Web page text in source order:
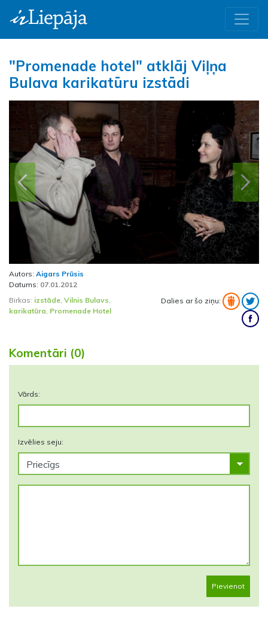
"Promenade hotel" atklāj Viļņa
Bulava karikatūru izstādi
Iepriekšējā
Autors: Aigars Prūsis
Datums: 07.01.2012
Birkas: izstāde, Vilnis Bulavs,
karikatūra, Promenade Hotel
Dalies ar šo ziņu:
Komentāri (0)
Vārds:
Izvēlies seju:
Pievienot